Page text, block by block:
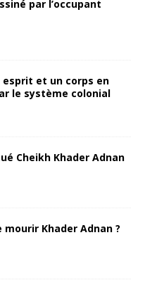
par l’occupant
esprit et un corps en
le système colonial
Cheikh Khader Adnan
Khader Adnan ?